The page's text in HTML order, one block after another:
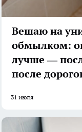
Вешаю на
обмылком:
лучше —
после
31 июля